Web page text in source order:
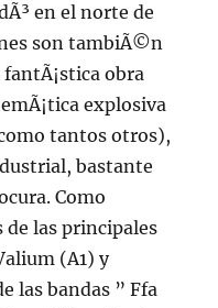
en el norte de
son tambiÃ©n
obra
explosiva
tantos otros),
bastante
Como
de las principales
(A1) y
las bandas ” Ffa